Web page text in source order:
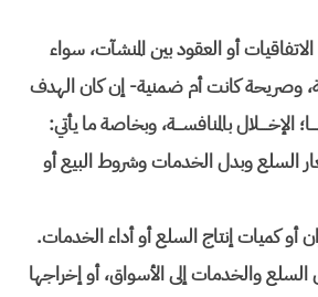
أو العقود بين المنشآت، سواء
وصريحة كانت أم ضمنية- إن كان الهدف
الإخــــلال بالمنافســـة، وبخاصة ما يأتي:
السلع وبدل الخدمات وشروط البيع أو
والخدمات إلى الأسواق، أو إخراجها